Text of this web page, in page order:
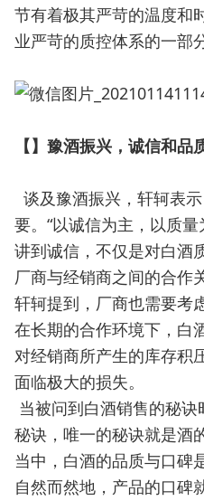
节有着极其严苛的温度和
业严苛的质控体系的一部分
【】豫酒振兴，诚信和品
谈及豫酒振兴，轩轲表
要。“以诚信为主，以质量
讲到诚信，不仅是对白酒
厂商与经销商之间的合作
轩轲提到，厂商也需要考
在长期的合作环境下，白
对经销商所产生的库存积
面临极大的损失。
当被问到白酒销售的秘
秘诀，唯一的秘诀就是酒
当中，白酒的品质与口碑
自然而然地，产品的口碑